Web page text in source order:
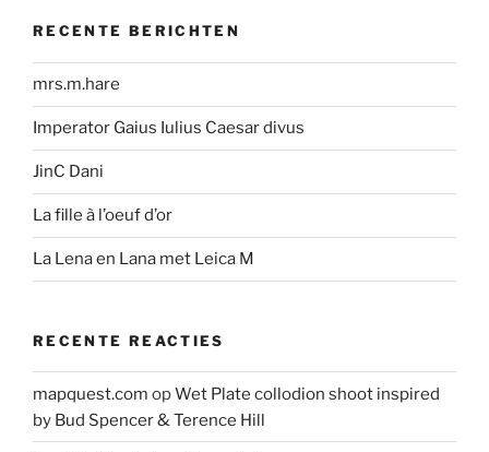
RECENTE BERICHTEN
mrs.m.hare
Imperator Gaius Iulius Caesar divus
JinC Dani
La fille à l’oeuf d’or
La Lena en Lana met Leica M
RECENTE REACTIES
mapquest.com opWet Plate collodion shoot inspired
by Bud Spencer & Terence Hill